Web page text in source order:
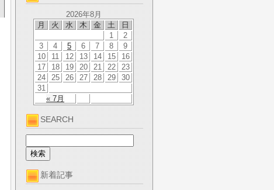
2026年8月
月
火 水 木 金 土 日
« 7月
1
2
3
4 5 6 7 8
9
10
11 12 13 14 15
16
17
18 19 20 21 22
23
24
25 26 27 28 29
30
31
SEARCH
新着記事